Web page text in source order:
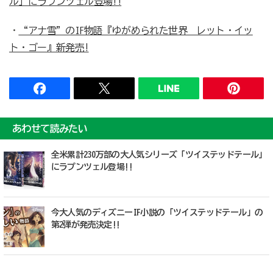
・
“アナ雪”のIF物語『ゆがめられた世界 レット・イッ
ト・ゴー』新発売!
あわせて読みたい
全米累計230万部の大人気シリーズ「ツイステッドテール」
にラプンツェル登場!!
今大人気のディズニーIF小説の「ツイステッドテール」の
第2弾が発売決定!!